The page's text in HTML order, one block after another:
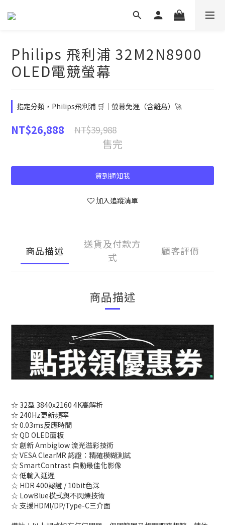
Philips 飛利浦 32M2N8900
OLED電競螢幕
指定分類，Philips飛利浦 🛒｜螢幕免運（含離島）🚀
NT$26,888 NT$39,988
售完
貨到通知我
加入追蹤清單
商品描述
送貨及付款方
式
顧客評價
商品描述
☆ 32型 3840x2160 4K高解析
☆ 240Hz更新頻率
☆ 0.03ms反應時間
☆ QD OLED面板
☆ 創新 Ambiglow 流光溢彩技術
☆ VESA ClearMR 認證：精確模糊測試
☆ SmartContrast 自動最佳化影像
☆ 低輸入延遲
☆ HDR 400認證 / 10bit色深
☆ LowBlue模式與不閃爍技術
☆ 支援HDMI/DP/Type-C三介面